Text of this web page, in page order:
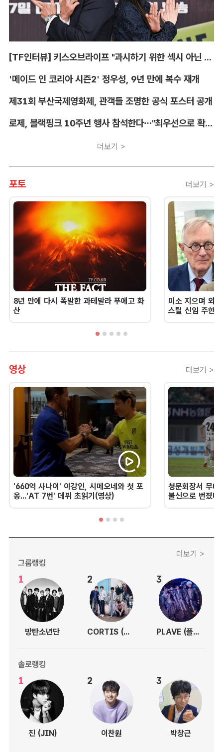
[TF인터뷰] 키스오브라이프 "과시하기 위한 섹시 아닌 당당함"
'메이드 인 코리아 시즌2' 정우성, 9년 만에 복수 재개
제31회 부산국제영화제, 관객들 조명한 공식 포스터 공개
로제, 블랙핑크 10주년 행사 참석한다…"최우선으로 확정"
더보기 >
포토 더보기 >
8년 만에 다시 폭발한 과테말라 푸에고 화
산
미소 지으며 외
스틸 신임 주한
영상 더보기 >
'660억 사나이' 이강인, 시메오네와 첫 포
옹...'AT 7번' 데뷔 초읽기(영상)
청문회장서 무너
불신으로 번졌
더보기 >
그룹랭킹
1
방탄소년단
2
CORTIS (코르티스)
3
PLAVE (플레이브)
솔로랭킹
1
진 (JIN)
2
이찬원
3
박창근